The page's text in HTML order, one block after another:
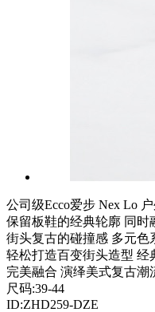
公司级Ecco爱步 Nex Lo
保留板鞋的经典轮廓 同时
街头复古的碰撞感 多元色
轻松打造百变街头造型 经
完美融合 演绎美式复古潮
尺码:39-44
ID:ZHD259-DZE